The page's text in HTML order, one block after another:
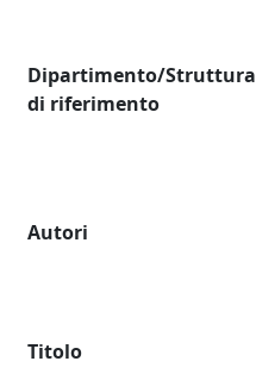
Dipartimento/Struttura
di riferimento
Autori
Titolo